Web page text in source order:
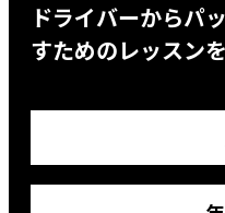
ドライバーからパ
すためのレッスン